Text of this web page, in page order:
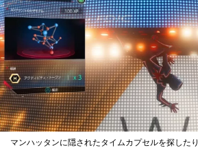
マンハッタンに隠されたタイムカプセルを探したり